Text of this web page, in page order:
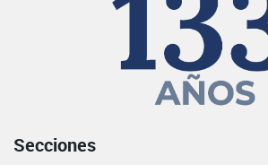
Secciones